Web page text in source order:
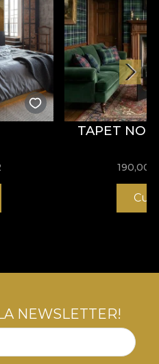
TAPET NO.
190,00
NEWSLETTER!